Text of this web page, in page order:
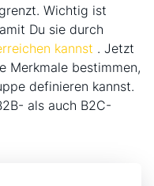
Wichtig ist
Du sie durch
kannst . Jetzt
Merkmale bestimmen,
definieren kannst.
als auch B2C-